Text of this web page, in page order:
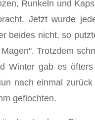
Runkeln und
Jetzt wurde
beides nicht, so
Trotzdem
gab es
nach einmal
geflochten.